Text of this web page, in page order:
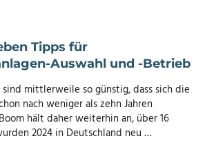
Tipps für
Auswahl und -Betrieb
mittlerweile so günstig, dass sich die
nach weniger als zehn Jahren
hält daher weiterhin an, über 16
2024 in Deutschland neu …